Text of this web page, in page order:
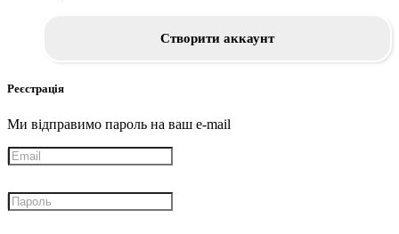
Створити аккаунт
Реєстрація
Ми відправимо пароль на ваш e-mail